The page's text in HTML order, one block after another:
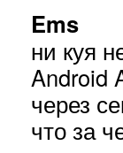
Ems
ни куя
Android
через
что за